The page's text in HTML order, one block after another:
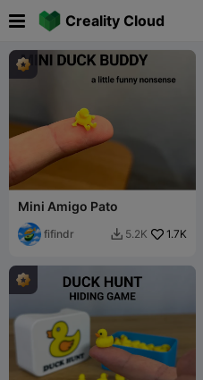
Creality Cloud
Mini Amigo Pato
fifindr  5.2K 1.7K